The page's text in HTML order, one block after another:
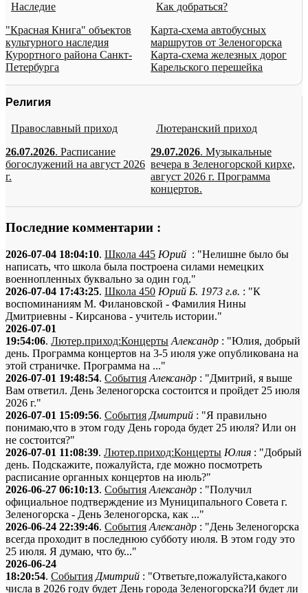
Наследие
"Красная Книга" объектов
культурного наследия
Курортного района Санкт-
Петербурга
Как добраться?
Карта-схема автобусных
маршрутов от Зеленогорска
Карта-схема железных дорог
Карельского перешейка
Религия
Православный приход
26.07.2026. Расписание
богослужений на август 2026
г.
Лютеранский приход
29.07.2026. Музыкальные
вечера в Зеленогорской кирхе,
август 2026 г. Программа
концертов.
Последние комментарии :
2026-07-04 18:04:10. Школа 445 Юрий : "Нелишне было бы
написать, что школа была построена силами немецких
военнопленных буквально за один год."
2026-07-04 17:43:25. Школа 450 Юрий Б. 1973 г.в. : "К
воспоминаниям М. Филановской - Фамилия Нины
Дмитриевны - Кирсанова - учитель истории."
2026-07-01
19:54:06. Лютер.приход:Концерты Александр : "Юлия, добрый
день. Программа концертов на 3-5 июля уже опубликована на
этой страничке. Программа на ..."
2026-07-01 19:48:54. События Александр : "Дмитрий, я выше
Вам ответил. День Зеленогорска состоится и пройдет 25 июля
2026 г."
2026-07-01 15:09:56. События Дмитрий : "Я правильно
понимаю,что в этом году День города будет 25 июля? Или он
не состоится?"
2026-07-01 11:08:39. Лютер.приход:Концерты Юлия : "Добрый
день. Подскажите, пожалуйста, где можно посмотреть
расписание органных концертов на июль?"
2026-06-27 06:10:13. События Александр : "Получил
официальное подтверждение из Муниципального Совета г.
Зеленогорска - День Зеленогорска, как ..."
2026-06-24 22:39:46. События Александр : "День Зеленогорска
всегда проходит в последнюю субботу июля. В этом году это
25 июля. Я думаю, что бу..."
2026-06-24
18:20:54. События Дмитрий : "Ответьте,пожалуйста,какого
числа в 2026 году будет День города Зеленогорска?И будет ли